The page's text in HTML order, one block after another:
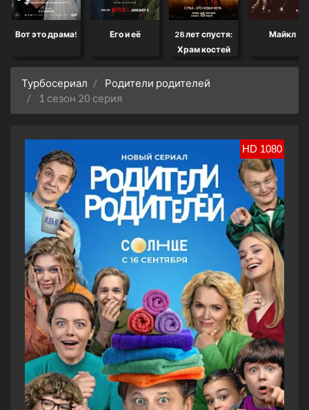
Вот это драма! Его и её
28 лет спустя:
Храм костей
Майкл
Турбосериал
Родители родителей
1 сезон 20 серия
HD 1080